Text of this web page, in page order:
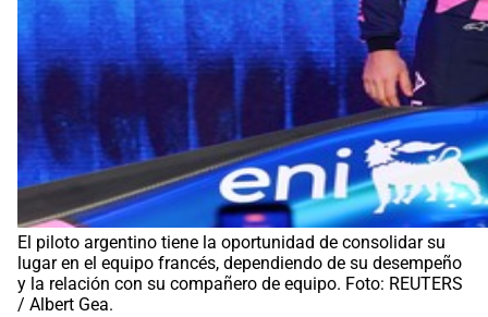
El piloto argentino tiene la oportunidad de consolidar su
lugar en el equipo francés, dependiendo de su desempeño
y la relación con su compañero de equipo. Foto: REUTERS
/ Albert Gea.